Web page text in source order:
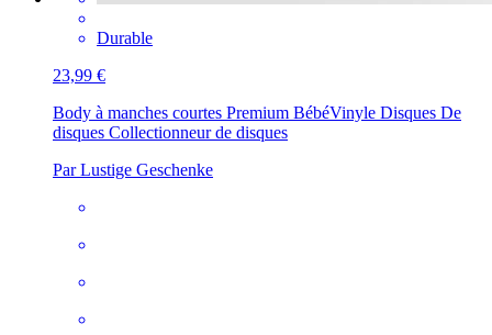
Durable
23,99 €
Body à manches courtes Premium BébéVinyle Disques De
disques Collectionneur de disques
Par Lustige Geschenke